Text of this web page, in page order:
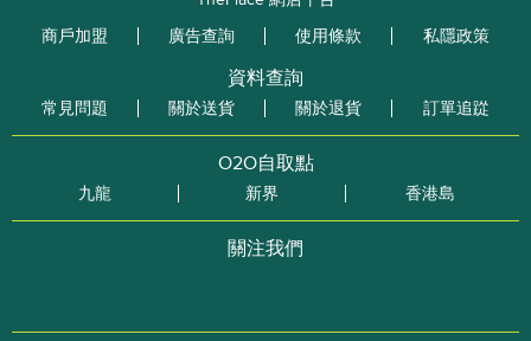
商戶加盟
廣告查詢 使用條款 私隱政策
資料查詢
常見問題 關於送貨 關於退貨 訂單追踨
O2O自取點
九龍 新界 香港島
關注我們